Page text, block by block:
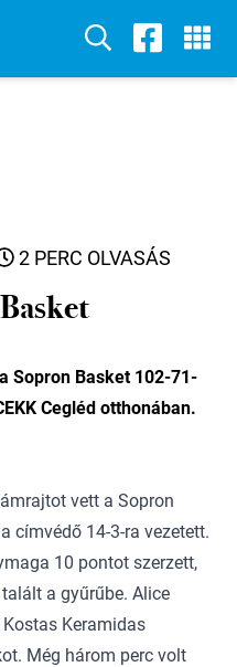
2 PERC OLVASÁS
Sopron Basket 102-71-
Cegléd otthonában.
vett a Sopron
címvédő 14-3-ra vezetett.
10 pontot szerzett,
a gyűrűbe. Alice
Keramidas
Még három perc volt